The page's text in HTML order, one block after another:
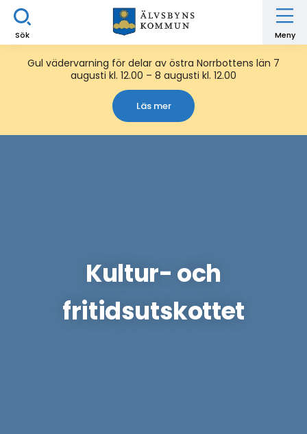
Sök Meny
Gul vädervarning för delar av östra Norrbottens län 7
augusti kl. 12.00 – 8 augusti kl. 12.00
Läs mer
Kultur- och
fritidsutskottet